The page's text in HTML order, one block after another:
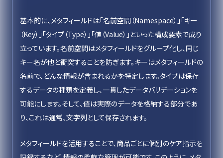
基本的に、メタフィールドは「名前空間（Namespace）」「キー
（Key）」「タイプ（Type）」「値（Value）」といった構成要素で成り
立っています。名前空間はメタフィールドをグループ化し、同じ
キー名が他と衝突することを防ぎます。キーはメタフィールドの
名前で、どんな情報が含まれるかを特定します。タイプは保存
するデータの種類を定義し、一貫したデータバリデーションを
可能にします。そして、値は実際のデータを格納する部分であ
り、これは通常、文字列として保存されます。
メタフィールドを活用することで、商品ごとに個別のケア指示を